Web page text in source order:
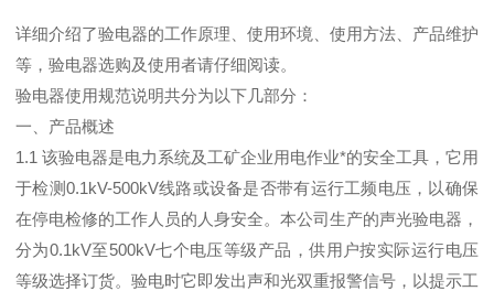
详细介绍了验电器的工作原理、使用环境、使用方法、产品维护
等，验电器选购及使用者请仔细阅读。
验电器使用规范说明共分为以下几部分：
一、产品概述
1.1 该验电器是电力系统及工矿企业用电作业*的安全工具，它用
于检测0.1kV-500kV线路或设备是否带有运行工频电压，以确保
在停电检修的工作人员的人身安全。本公司生产的声光验电器，
分为0.1kV至500kV七个电压等级产品，供用户按实际运行电压
等级选择订货。验电时它即发出声和光双重报警信号，以提示工